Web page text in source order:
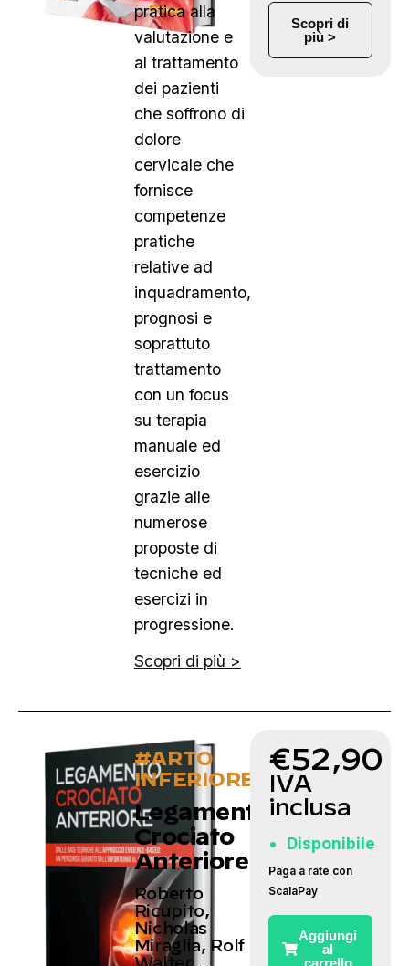
pratica alla
valutazione e
al trattamento
dei pazienti
che soffrono di
dolore
cervicale che
fornisce
competenze
pratiche
relative ad
inquadramento,
prognosi e
soprattuto
trattamento
con un focus
su terapia
manuale ed
esercizio
grazie alle
numerose
proposte di
tecniche ed
esercizi in
progressione.
Scopri di più >
Scopri di
più >
#ARTO
INFERIORE
Legamento
Crociato
Anteriore
Roberto
Ricupito,
Nicholas
Miraglia, Rolf
€52,90
IVA
inclusa
Disponibile
Paga a rate con
ScalaPay
Aggiungi
al
carrello